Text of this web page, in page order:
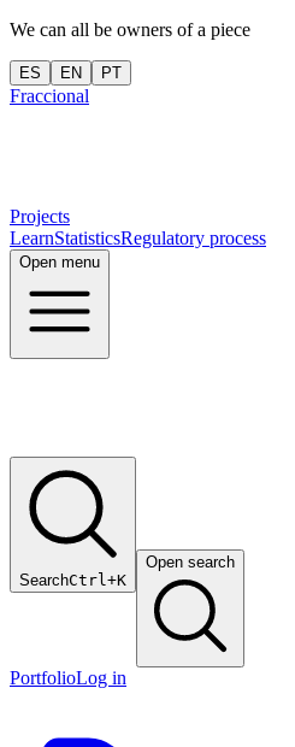
We can all be owners of a piece
ES EN PT
Fraccional
Projects
LearnStatisticsRegulatory process
Open menu
SearchCtrl+K
Open search
PortfolioLog in